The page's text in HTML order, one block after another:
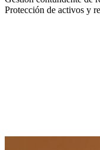
Protección de activos y